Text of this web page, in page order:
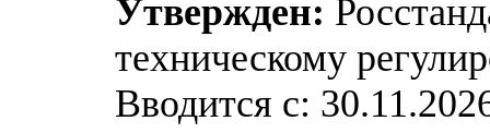
Утвержден:
техническому
Вводится с: